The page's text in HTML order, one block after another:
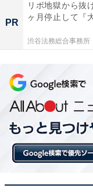
A post
PR
リボ地獄から抜
ヶ月停止して『
渋谷法務総合事務所